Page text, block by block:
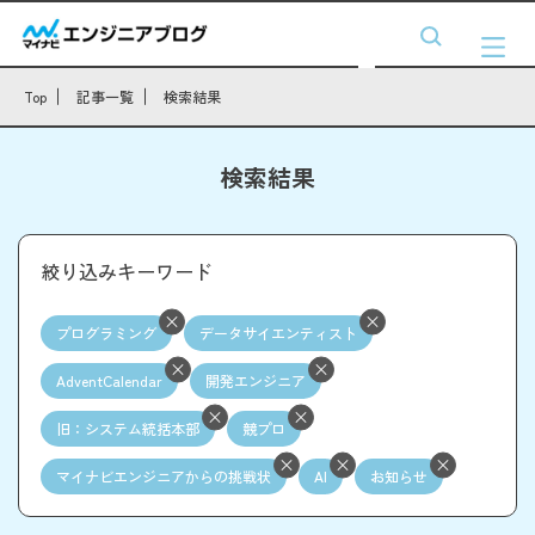
Top 記事一覧 検索結果
検索結果
絞り込みキーワード
プログラミング データサイエンティスト
AdventCalendar 開発エンジニア
旧：システム統括本部 競プロ
マイナビエンジニアからの挑戦状 AI お知らせ